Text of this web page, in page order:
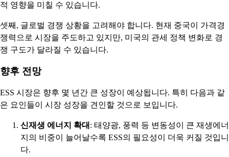
적 영향을 미칠 수 있습니다.
셋째, 글로벌 경쟁 상황을 고려해야 합니다. 현재 중국이 가격경
쟁력으로 시장을 주도하고 있지만, 미국의 관세 정책 변화로 경
쟁 구도가 달라질 수 있습니다.
향후 전망
ESS 시장은 향후 몇 년간 큰 성장이 예상됩니다. 특히 다음과 같
은 요인들이 시장 성장을 견인할 것으로 보입니다.
신재생 에너지 확대 : 태양광, 풍력 등 변동성이 큰 재생에너
지의 비중이 늘어날수록 ESS의 필요성이 더욱 커질 것입니
다.